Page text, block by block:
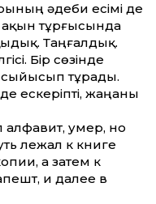
әдеби есімі де
ақын тұрғысында
Таңғалдық.
Бір сөзінде
тұрады.
ескеріпті, жаңаны
умер, но
лежал к книге
а затем к
и далее в